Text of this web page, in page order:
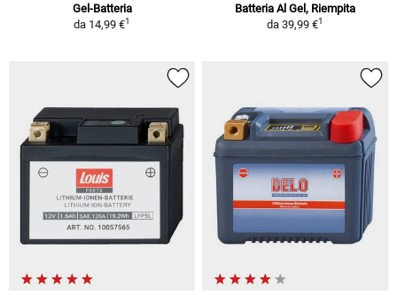
Gel-Batteria
da 14,99 €1
Batteria Al Gel, Riempita
da 39,99 €1